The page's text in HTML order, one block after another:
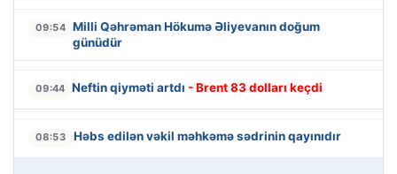
09:54 Milli Qəhrəman Hökumə Əliyevanın doğum
günüdür
09:44 Neftin qiyməti artdı - Brent 83 dolları keçdi
08:53 Həbs edilən vəkil məhkəmə sədrinin qayınıdır